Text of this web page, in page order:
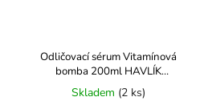
Odličovací sérum Vitamínová
bomba 200ml HAVLÍK
APOTÉKA
Skladem (2 ks)